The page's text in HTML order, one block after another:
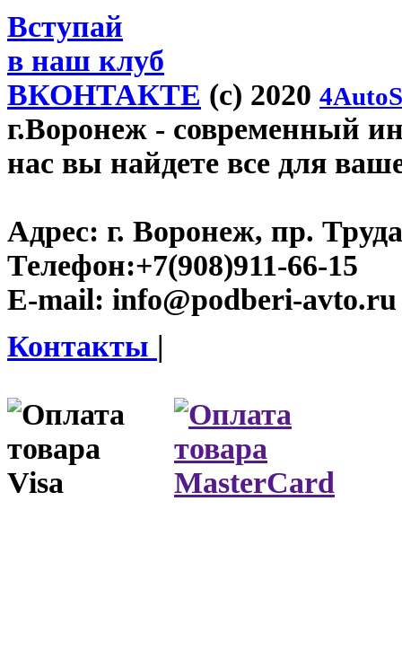
Вступай
в наш клуб
ВКОНТАКТЕ (c) 2020
г.Воронеж - современный
нас вы найдете все для
Адрес: г. Воронеж, пр.
Телефон:+7(908)911-66-15
E-mail: info@podberi-avto.ru
Контакты |